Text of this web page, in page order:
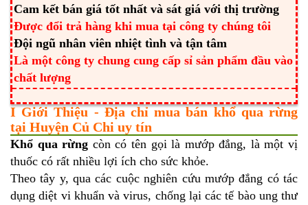
Cam kết bán giá tốt nhất và sát giá với thị trường
Được đổi trả hàng khi mua tại công ty chúng tôi
Đội ngũ nhân viên nhiệt tình và tận tâm
Là một công ty chung cung cấp sỉ sản phẩm đầu vào
chất lượng
I Giới Thiệu - Địa chỉ mua bán khổ qua rừng
tại Huyện Củ Chi uy tín
Khổ qua rừng còn có tên gọi là mướp đắng, là một vị
thuốc có rất nhiều lợi ích cho sức khỏe.
Theo tây y, qua các cuộc nghiên cứu mướp đắng có tác
dụng diệt vi khuẩn và virus, chống lại các tế bào ung thư